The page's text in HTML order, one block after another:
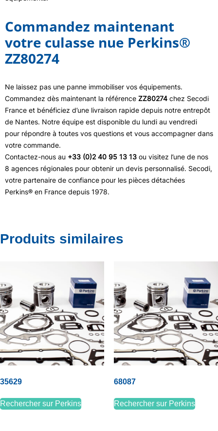
Commandez maintenant
votre culasse nue Perkins®
ZZ80274
Ne laissez pas une panne immobiliser vos équipements.
Commandez dès maintenant la référence ZZ80274 chez Secodi
France et bénéficiez d’une livraison rapide depuis notre entrepôt
de Nantes. Notre équipe est disponible du lundi au vendredi
pour répondre à toutes vos questions et vous accompagner dans
votre commande.
Contactez-nous au +33 (0)2 40 95 13 13 ou visitez l’une de nos
8 agences régionales pour obtenir un devis personnalisé. Secodi,
votre partenaire de confiance pour les pièces détachées
Perkins® en France depuis 1978.
Produits similaires
35629
Rechercher sur Perkins
68087
Rechercher sur Perkins